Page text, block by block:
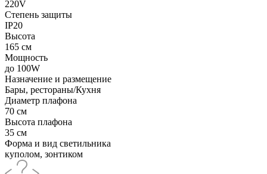
220V
Степень защиты
IP20
Высота
165 см
Мощность
до 100W
Назначение и размещение
Бары, рестораны/Кухня
Диаметр плафона
70 см
Высота плафона
35 см
Форма и вид светильника
куполом, зонтиком